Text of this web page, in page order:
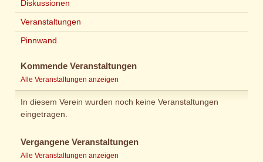
Diskussionen
Veranstaltungen
Pinnwand
Kommende Veranstaltungen
Alle Veranstaltungen anzeigen
In diesem Verein wurden noch keine Veranstaltungen
eingetragen.
Vergangene Veranstaltungen
Alle Veranstaltungen anzeigen